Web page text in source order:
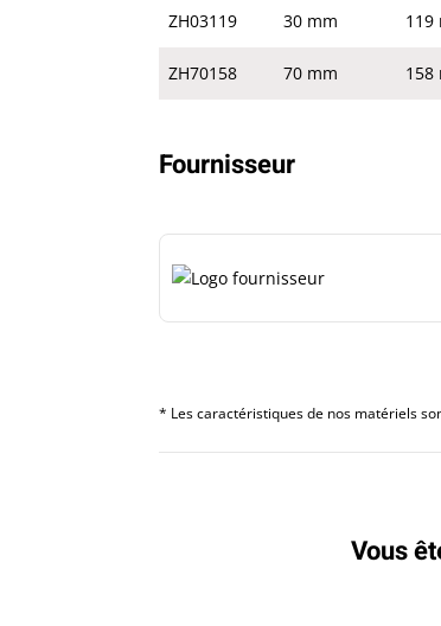
ZH03119
30 mm 119
ZH70158
70 mm 158
Fournisseur
* Les caractéristiques de nos matériels
Vous